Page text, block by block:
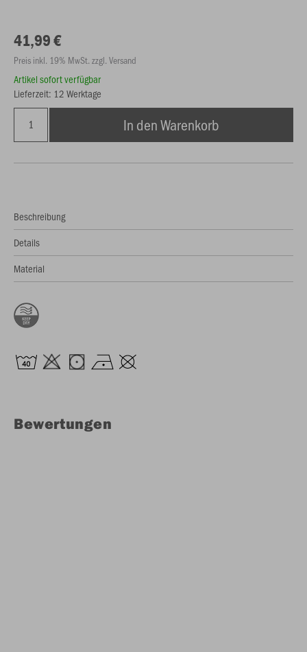
41,99 €
Preis inkl. 19% MwSt. zzgl. Versand
Artikel sofort verfügbar
Lieferzeit: 12 Werktage
In den Warenkorb
Beschreibung
Details
Material
Bewertungen